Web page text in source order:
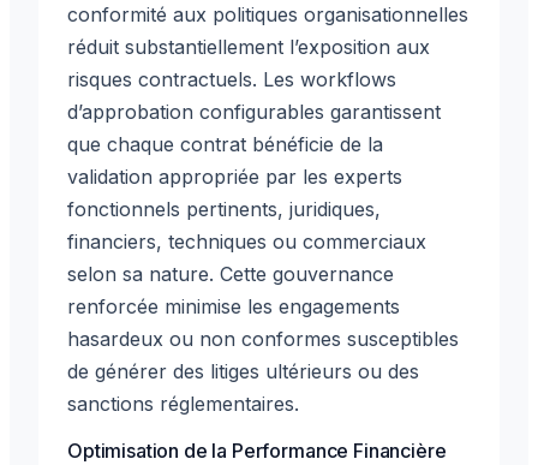
conformité aux politiques organisationnelles
réduit substantiellement l’exposition aux
risques contractuels. Les workflows
d’approbation configurables garantissent
que chaque contrat bénéficie de la
validation appropriée par les experts
fonctionnels pertinents, juridiques,
financiers, techniques ou commerciaux
selon sa nature. Cette gouvernance
renforcée minimise les engagements
hasardeux ou non conformes susceptibles
de générer des litiges ultérieurs ou des
sanctions réglementaires.
Optimisation de la Performance Financière